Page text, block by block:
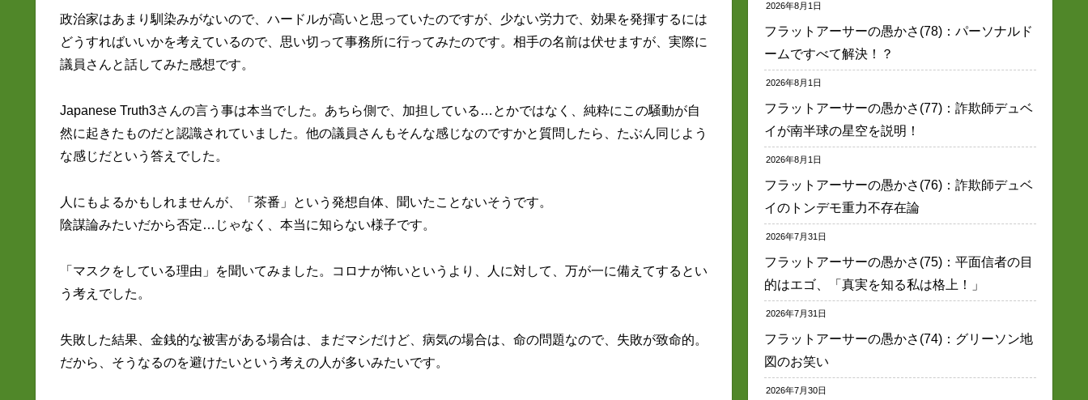
政治家はあまり馴染みがないので、ハードルが高いと思っていたのですが、少ない労力で、効果を発揮するには
どうすればいいかを考えているので、思い切って事務所に行ってみたのです。相手の名前は伏せますが、実際に
議員さんと話してみた感想です。
Japanese Truth3さんの言う事は本当でした。あちら側で、加担している…とかではなく、純粋にこの騒動が自
然に起きたものだと認識されていました。他の議員さんもそんな感じなのですかと質問したら、たぶん同じよう
な感じだという答えでした。
人にもよるかもしれませんが、「茶番」という発想自体、聞いたことないそうです。
陰謀論みたいだから否定…じゃなく、本当に知らない様子です。
「マスクをしている理由」を聞いてみました。コロナが怖いというより、人に対して、万が一に備えてするとい
う考えでした。
失敗した結果、金銭的な被害がある場合は、まだマシだけど、病気の場合は、命の問題なので、失敗が致命的。
だから、そうなるのを避けたいという考えの人が多いみたいです。
2026年8月1日
フラットアーサーの愚かさ(78)：パーソナルド
ームですべて解決！？
2026年8月1日
フラットアーサーの愚かさ(77)：詐欺師デュベ
イが南半球の星空を説明！
2026年8月1日
フラットアーサーの愚かさ(76)：詐欺師デュベ
イのトンデモ重力不存在論
2026年7月31日
フラットアーサーの愚かさ(75)：平面信者の目
的はエゴ、「真実を知る私は格上！」
2026年7月31日
フラットアーサーの愚かさ(74)：グリーソン地
図のお笑い
2026年7月30日